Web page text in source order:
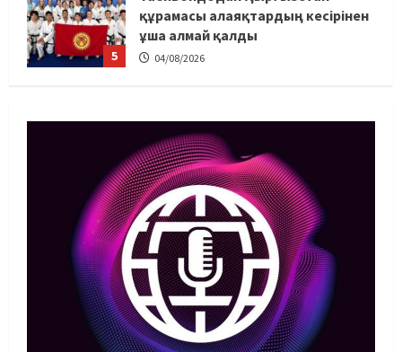
1
Юсуповтың оралуы: Күрес
федерациясы дағыстандық
маманды тағы да шақыртты
2
Санжар Тәшкенбайдың кәсіпқой
рингтегі алғашқы қарсыласы
анықталды
05/08/2026
3
Басты жаңалық Дзюдо
Сметов командаға керек: Бас
хатшы Азиадаға баратын құрамға
қатысты не айтты
05/08/2026
Басты жаңалық Күрес